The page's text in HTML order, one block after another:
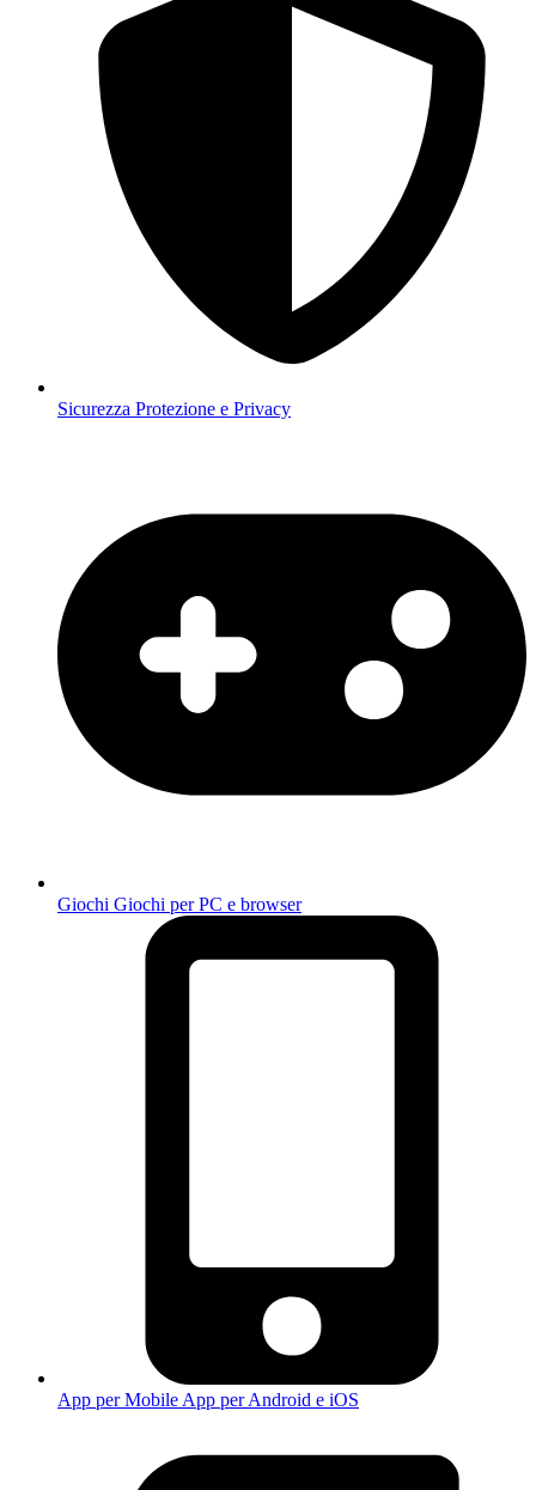
Sicurezza Protezione e Privacy
Giochi Giochi per PC e browser
App per Mobile App per Android e iOS